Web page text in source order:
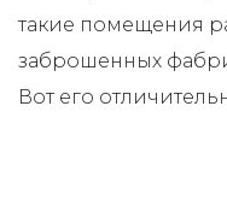
такие помещения
заброшенных
Вот его